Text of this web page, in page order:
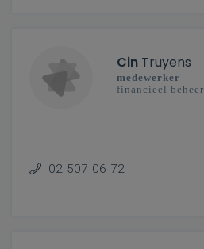
Cin Truyens
medewerker
financieel beheer
02 507 06 72